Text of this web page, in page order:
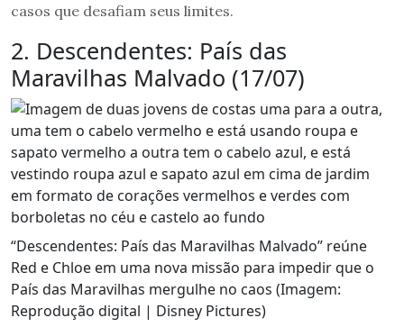
casos que desafiam seus limites.
2. Descendentes: País das
Maravilhas Malvado (17/07)
“Descendentes: País das Maravilhas Malvado” reúne
Red e Chloe em uma nova missão para impedir que o
País das Maravilhas mergulhe no caos (Imagem:
Reprodução digital | Disney Pictures)